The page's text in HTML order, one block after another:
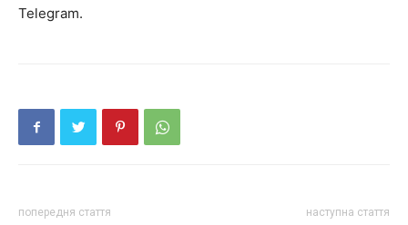
Telegram.
попередня стаття наступна стаття